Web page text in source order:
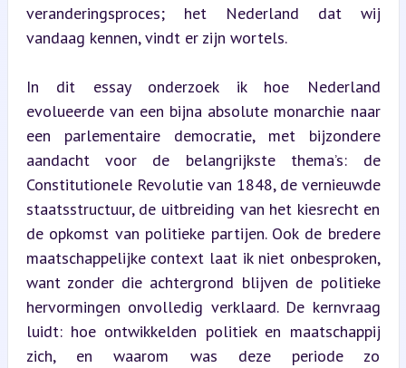
veranderingsproces; het Nederland dat wij
vandaag kennen, vindt er zijn wortels.
In dit essay onderzoek ik hoe Nederland
evolueerde van een bijna absolute monarchie naar
een parlementaire democratie, met bijzondere
aandacht voor de belangrijkste thema’s: de
Constitutionele Revolutie van 1848, de vernieuwde
staatsstructuur, de uitbreiding van het kiesrecht en
de opkomst van politieke partijen. Ook de bredere
maatschappelijke context laat ik niet onbesproken,
want zonder die achtergrond blijven de politieke
hervormingen onvolledig verklaard. De kernvraag
luidt: hoe ontwikkelden politiek en maatschappij
zich, en waarom was deze periode zo